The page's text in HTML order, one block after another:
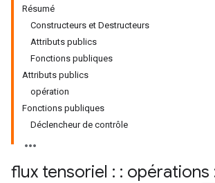
Résumé
Constructeurs et Destructeurs
Attributs publics
Fonctions publiques
Attributs publics
opération
Fonctions publiques
Déclencheur de contrôle
flux tensoriel : : opérations